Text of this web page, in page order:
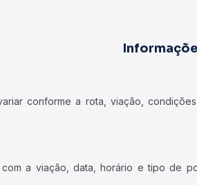
conforme a rota, viação,
a viação, data, horário e tipo de